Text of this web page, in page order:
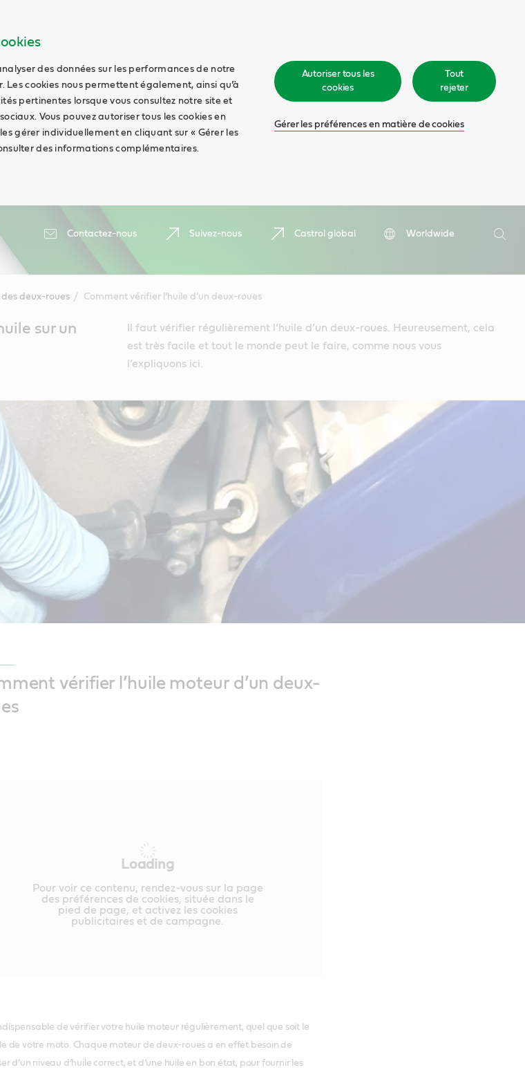
des données sur les performances de notre
cookies nous permettent également, ainsi qu’à
pertinentes lorsque vous consultez notre site et
Vous pouvez autoriser tous les cookies en
gérer individuellement en cliquant sur « Gérer les
des informations complémentaires.
Autoriser tous les
cookies
Tout
rejeter
Gérer les préférences en matière de cookies
Contactez-nous Suivez-nous Castrol global
Worldwide
des deux-roues Comment vérifier l’huile d’un deux-roues
sur un
Il faut vérifier régulièrement l’huile d’un deux-roues. Heureusement, cela
est très facile et tout le monde peut le faire, comme nous vous
l’expliquons ici.
vérifier l’huile moteur d’un deux-
Loading
Pour voir ce contenu, rendez-vous sur la page
des préférences de cookies, située dans le
pied de page, et activez les cookies
publicitaires et de campagne.
de vérifier votre huile moteur régulièrement, quel que soit le
de votre moto. Chaque moteur de deux-roues a en effet besoin de
d’un niveau d’huile correct, et d’une huile en bon état, pour fournir les